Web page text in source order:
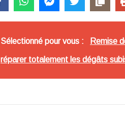
Sélectionné pour vous : Remise
réparer totalement les dégâts